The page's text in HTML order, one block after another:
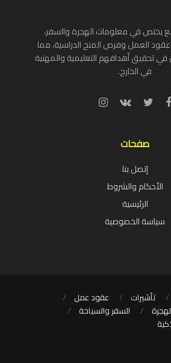
يختص في معلومات الهجرة والسفر،
العمل وفرص المنح الدراسية، مما
تحقيق أهدافهم التعليمية والمهنية
في الخارج.
صفحات
إتصل بنا
الأحكام والشروط
الرئيسية
سياسة الخصوصية
تأشيرات
عقود عمل
السفر والسياحة